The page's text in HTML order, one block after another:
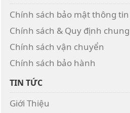
Chính sách bảo mật thông tin
Chính sách & Quy định chung
Chính sách vận chuyển
Chính sách bảo hành
TIN TỨC
Giới Thiệu